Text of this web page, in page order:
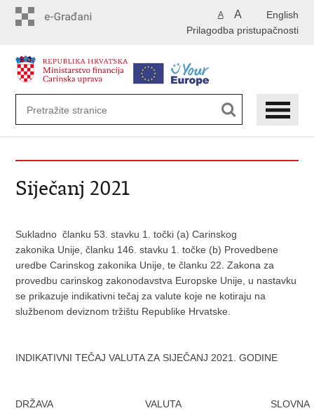
English
A A
Prilagodba pristupačnosti
Siječanj 2021
Sukladno članku 53. stavku 1. točki (a) Carinskog
zakonika Unije, članku 146. stavku 1. točke (b) Provedbene
uredbe Carinskog zakonika Unije, te članku 22. Zakona za
provedbu carinskog zakonodavstva Europske Unije, u nastavku
se prikazuje indikativni tečaj za valute koje ne kotiraju na
službenom deviznom tržištu Republike Hrvatske.
INDIKATIVNI TEČAJ VALUTA ZA SIJEČANJ 2021. GODINE
DRŽAVA VALUTA
SLOVNA